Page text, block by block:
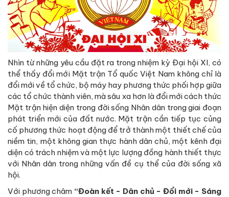
Nhìn từ những yêu cầu đặt ra trong nhiệm kỳ Đại hội XI, có
thể thấy đổi mới Mặt trận Tổ quốc Việt Nam không chỉ là
đổi mới về tổ chức, bộ máy hay phương thức phối hợp giữa
các tổ chức thành viên, mà sâu xa hơn là đổi mới cách thức
Mặt trận hiện diện trong đời sống Nhân dân trong giai đoạn
phát triển mới của đất nước. Mặt trận cần tiếp tục củng
cố phương thức hoạt động để trở thành một thiết chế của
niềm tin, một không gian thực hành dân chủ, một kênh đại
diện có trách nhiệm và một lực lượng đồng hành thiết thực
với Nhân dân trong những vấn đề cụ thể của đời sống xã
hội.
Với phương châm “Đoàn kết - Dân chủ - Đổi mới - Sáng